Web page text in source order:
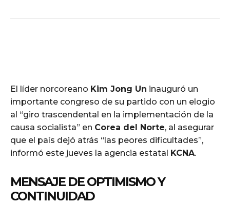
El líder norcoreano Kim Jong Un inauguró un
importante congreso de su partido con un elogio
al “giro trascendental en la implementación de la
causa socialista” en Corea del Norte, al asegurar
que el país dejó atrás “las peores dificultades”,
informó este jueves la agencia estatal KCNA.
MENSAJE DE OPTIMISMO Y
CONTINUIDAD